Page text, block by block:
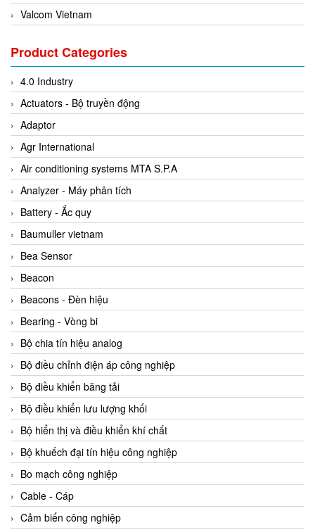
Valcom Vietnam
3CTEST Vietnam
4B VietNam Vietnam
ABB Vietnam
AC Infinity Vietnam
AC&E Telecommunications
AC&T Vietnam
Accepta Vietnam
ACCUMAC Vietnam
AccuWeb Vietnam
Acey
ACOEM Vietnam
ADCA Vietnam
ADFweb Vietnam
Adler Vietnam
Ados Vietnam
Advanced Energy Vietnam
Advantech Vietnam
Agate Vietnam
AGR International Vietnam
Aichi Tokei Denki Vietnam
Aii Vietnam
AIKOH
Product Categories
4.0 Industry
Actuators - Bộ truyền động
Adaptor
Agr International
Air conditioning systems MTA S.P.A
Analyzer - Máy phân tích
Battery - Ắc quy
Baumuller vietnam
Bea Sensor
Beacon
Beacons - Đèn hiệu
Bearing - Vòng bi
Bộ chia tín hiệu analog
Bộ điều chỉnh điện áp công nghiệp
Bộ điều khiển băng tải
Bộ điều khiển lưu lượng khối
Bộ hiển thị và điều khiển khí chất
Bộ khuếch đại tín hiệu công nghiệp
Bo mạch công nghiệp
Cable - Cáp
Cảm biến công nghiệp